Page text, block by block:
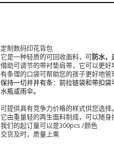
定制数码印花背包
它是一种轻质的可回收面料，可防水，
借助可调节的带衬垫肩带，它可以更好
有条理的口袋可帮助您的孩子更好地管
保持一切井井有条：前拉链袋和带扣
水瓶或雨伞。
可提供具有竞争力价格的样式供您选择。
它由重量轻的再生面料制成，可以随身
我们的起订量可以是300pcs /颜色
交货及时，质量上乘